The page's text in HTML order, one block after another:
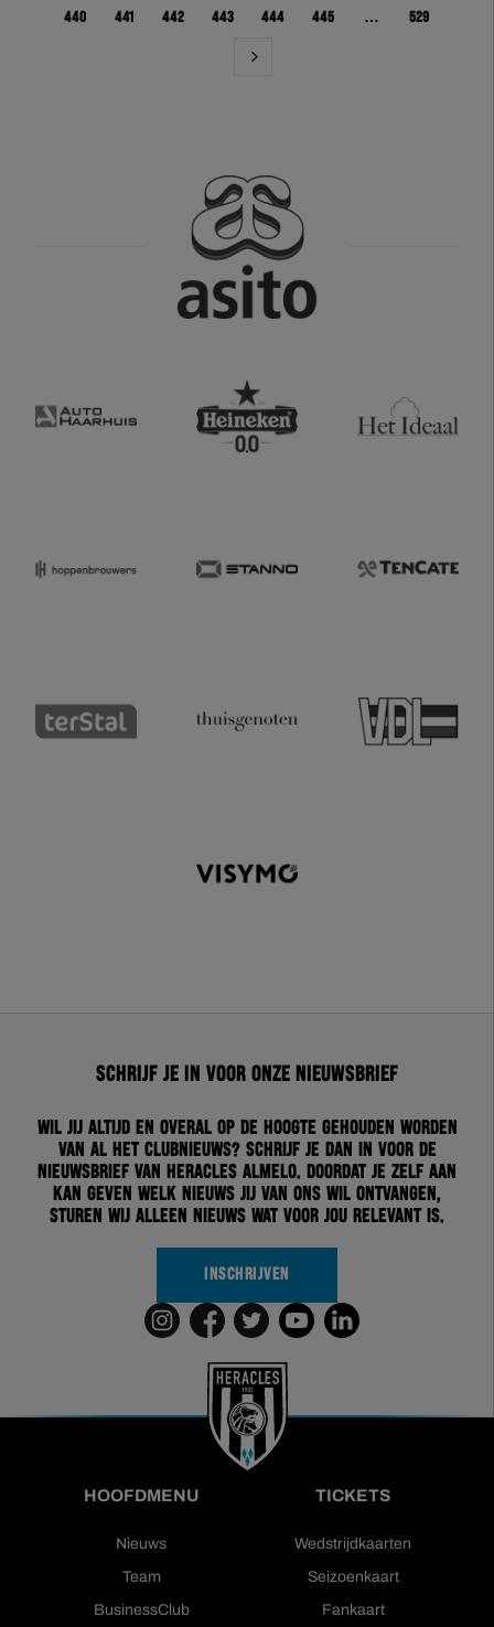
440 441 442 443 444 445 … 529
Schrijf je in voor onze nieuwsbrief
Wil jij altijd en overal op de hoogte gehouden worden
van al het clubnieuws? Schrijf je dan in voor de
nieuwsbrief van Heracles Almelo. Doordat je zelf aan
kan geven welk nieuws jij van ons wil ontvangen,
sturen wij alleen nieuws wat voor jou relevant is.
INSCHRIJVEN
HOOFDMENU
Nieuws
Team
BusinessClub
TICKETS
Wedstrijdkaarten
Seizoenkaart
Fankaart